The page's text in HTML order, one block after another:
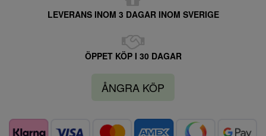
LEVERANS INOM 3 DAGAR INOM SVERIGE
ÖPPET KÖP I 30 DAGAR
ÅNGRA KÖP